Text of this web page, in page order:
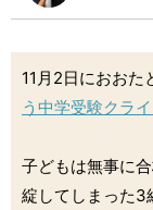
11月2日におおた
う中学受験クライ
子どもは無事に
綻してしまった3